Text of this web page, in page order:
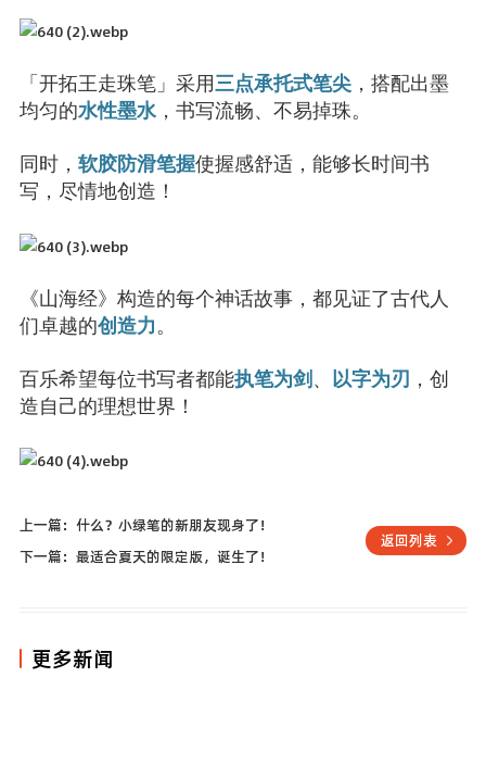
「开拓王走珠笔」采用三点承托式笔尖，搭配出墨
均匀的水性墨水，书写流畅、不易掉珠。
同时， 软胶防滑笔握使握感舒适，能够长时间书
写，尽情地创造！
《山海经》构造的每个神话故事，都见证了古代人
们卓越的创造力 。
百乐希望每位书写者都能执笔为剑 、 以字为刃 ，创
造自己的理想世界！
上一篇：什么？小绿笔的新朋友现身了！
下一篇：最适合夏天的限定版，诞生了！
返回列表
更多新闻